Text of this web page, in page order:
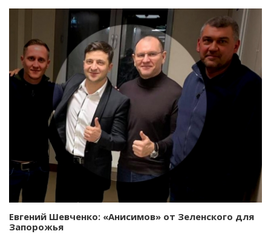
Евгений Шевченко: «Анисимов» от Зеленского для
Запорожья